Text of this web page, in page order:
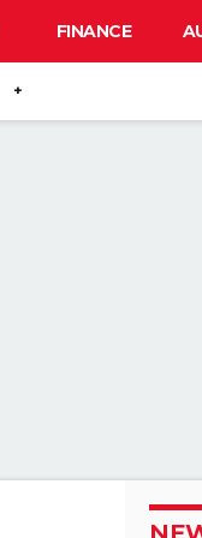
FINANCE
+